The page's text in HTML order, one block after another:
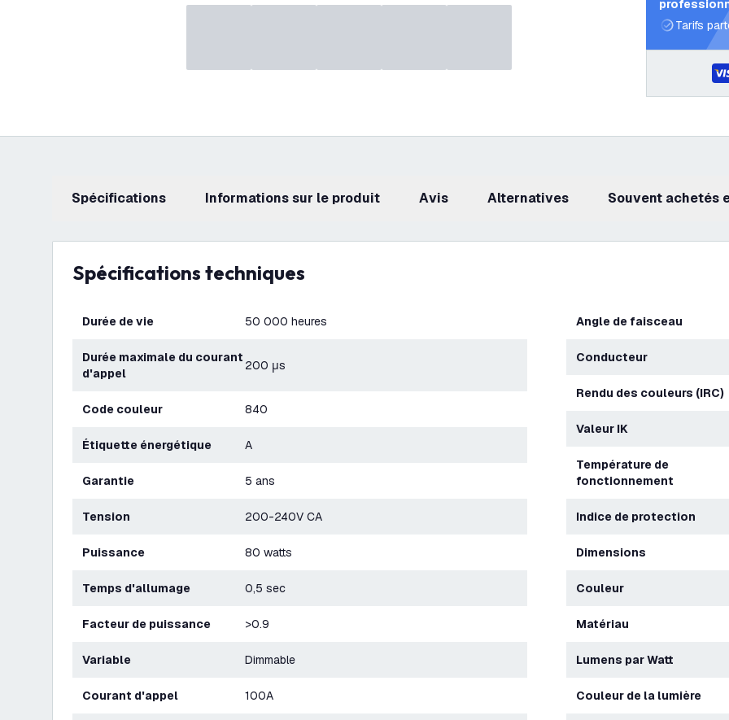
Tarifs
Spécifications Informations sur le produit avis Alternatives Souvent achetés
Spécifications techniques
Durée de vie 50 000 heures
Durée maximale du courant
d'appel
200 μs
Code couleur 840
Étiquette énergétique A
Garantie 5 ans
Tension 200-240V CA
Puissance 80 watts
Temps d'allumage 0,5 sec
Facteur de puissance >0.9
Variable Dimmable
Courant d'appel 100A
Angle de faisceau
Conducteur
Rendu des couleurs (IRC)
Valeur IK
Température de
fonctionnement
Indice de protection
Dimensions
Couleur
Matériau
Lumens par Watt
Couleur de la lumière